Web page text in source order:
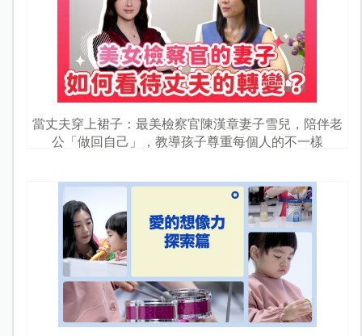
當丈夫穿上裙子：最美檢察官陳漢章妻子雪兒，陪伴老
公「做回自己」，教導孩子尊重每個人的不一樣